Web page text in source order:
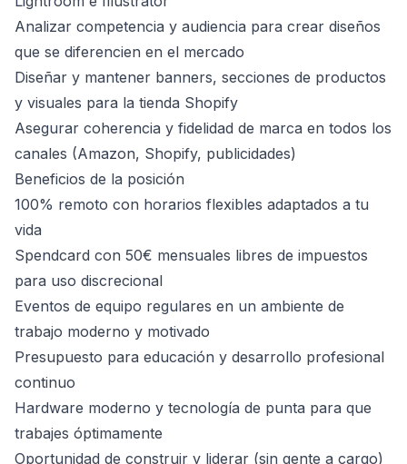
Analizar competencia y audiencia para crear diseños
que se diferencien en el mercado
Diseñar y mantener banners, secciones de productos
y visuales para la tienda Shopify
Asegurar coherencia y fidelidad de marca en todos los
canales (Amazon, Shopify, publicidades)
Beneficios de la posición
100% remoto con horarios flexibles adaptados a tu
vida
Spendcard con 50€ mensuales libres de impuestos
para uso discrecional
Eventos de equipo regulares en un ambiente de
trabajo moderno y motivado
Presupuesto para educación y desarrollo profesional
continuo
Hardware moderno y tecnología de punta para que
trabajes óptimamente
Oportunidad de construir y liderar (sin gente a cargo)